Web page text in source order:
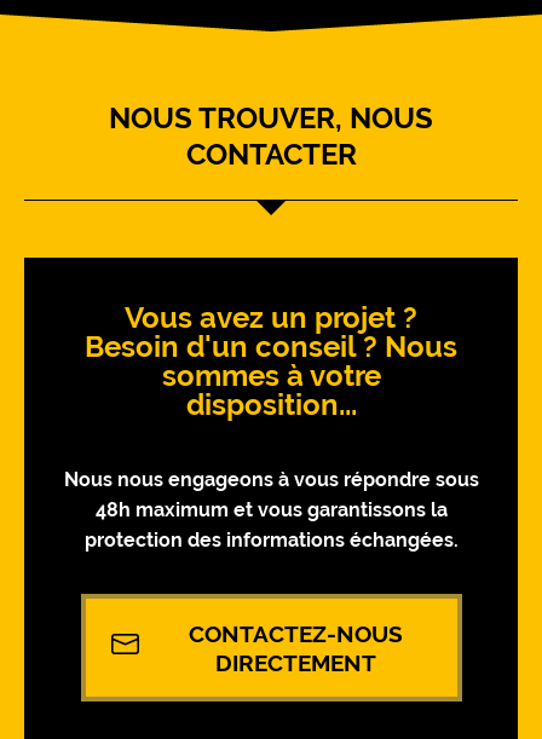
NOUS TROUVER, NOUS
CONTACTER
Vous avez un projet ?
Besoin d'un conseil ? Nous
sommes à votre
disposition...
Nous nous engageons à vous répondre sous
48h maximum et vous garantissons la
protection des informations échangées.
CONTACTEZ-NOUS
DIRECTEMENT